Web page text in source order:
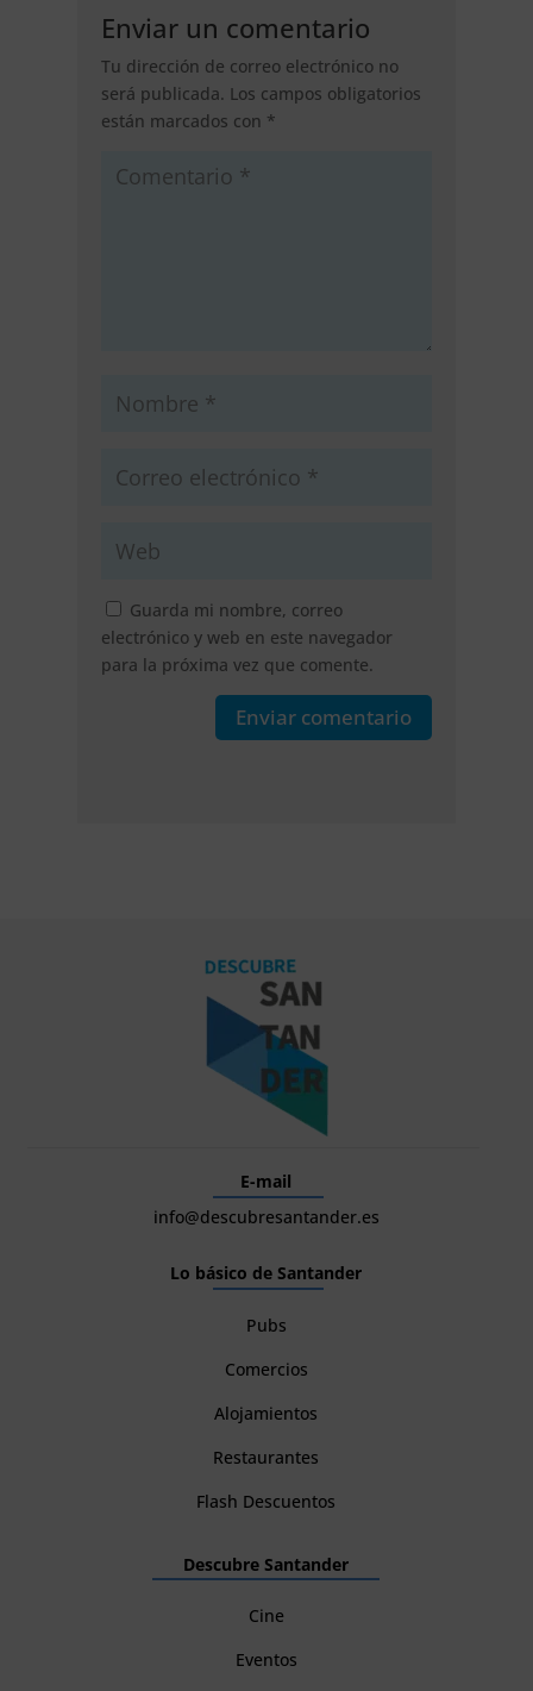
Enviar un comentario
Tu dirección de correo electrónico no
será publicada. Los campos obligatorios
están marcados con *
Guarda mi nombre, correo
electrónico y web en este navegador
para la próxima vez que comente.
Enviar comentario
E-mail
info@descubresantander.es
Lo básico de Santander
Pubs
Comercios
Alojamientos
Restaurantes
Flash Descuentos
Descubre Santander
Cine
Eventos